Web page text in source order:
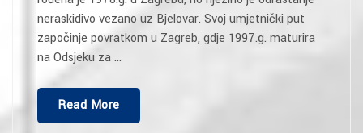
neraskidivo vezano uz Bjelovar. Svoj umjetnički put
započinje povratkom u Zagreb, gdje 1997.g. maturira
na Odsjeku za …
Read More“Geneza
I